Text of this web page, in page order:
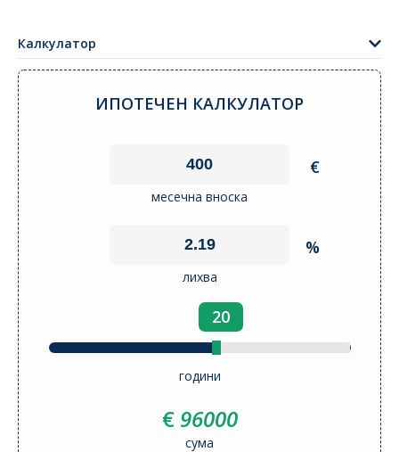
Калкулатор
ИПОТЕЧЕН КАЛКУЛАТОР
€
месечна вноска
%
лихва
20
години
€ 96000
сума